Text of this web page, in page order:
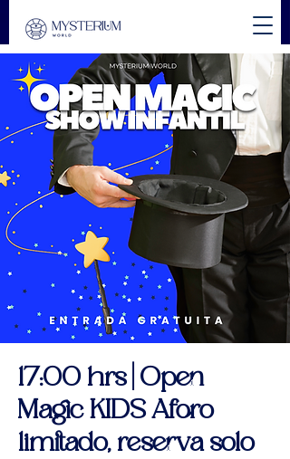
17:00 hrs | Open
Magic KIDS Aforo
limitado, reserva solo